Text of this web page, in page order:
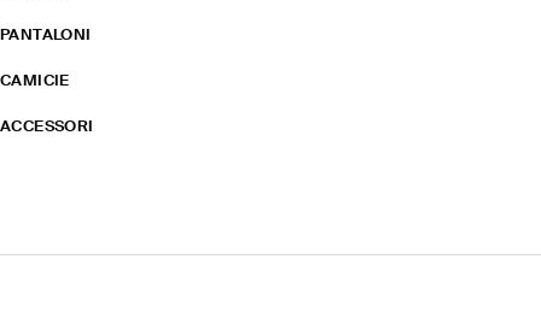
PANTALONI
CAMICIE
ACCESSORI